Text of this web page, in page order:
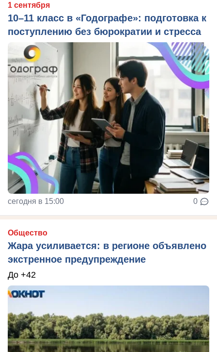
1 сентября
10–11 класс в «Годографе»: подготовка к
поступлению без бюрократии и стресса
сегодня в 15:00 0
Общество
Жара усиливается: в регионе объявлено
экстренное предупреждение
До +42